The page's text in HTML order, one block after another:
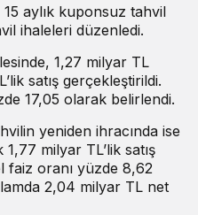
15 aylık kuponsuz tahvil
ihaleleri düzenledi.
1,27 milyar TL
satış gerçekleştirildi.
17,05 olarak belirlendi.
yeniden ihracında ise
milyar TL’lik satış
faiz oranı yüzde 8,62
2,04 milyar TL net